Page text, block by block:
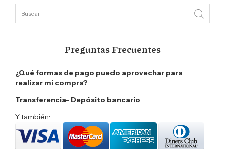
Preguntas Frecuentes
¿Qué formas de pago puedo aprovechar para
realizar mi compra?
Transferencia- Depósito bancario
Y también: